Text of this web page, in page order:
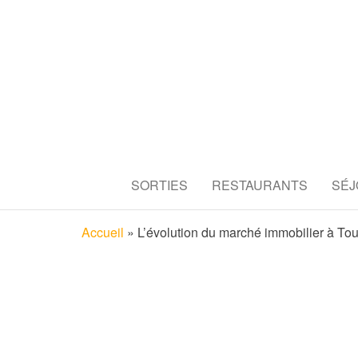
SORTIES RESTAURANTS
Accueil » L’évolution du marché immobilier à